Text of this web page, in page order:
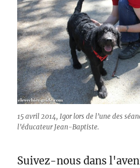
15 avril 2014, Igor lors de l’une des
l’éducateur Jean-Baptiste.
Suivez-nous dans